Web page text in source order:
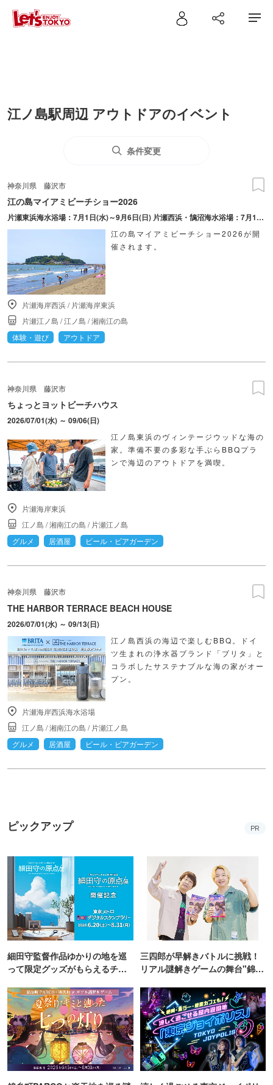
江ノ島駅周辺 アウトドアのイベント
条件変更
神奈川県 藤沢市
江の島マイアミビーチショー2026
片瀬東浜海水浴場：7月1日(水)～9月6日(日) 片瀬西浜・鵠沼海水浴場：7月1日(水)～9月13日(日) 辻堂海水浴場：7月18日(土)～8月31日(月) ※上記は海水浴場開設期間。 ※各イベントの開催期間はイベント情報をご確認ください。
江の島マイアミビーチショー2026が開
催されます。
片瀬海岸西浜/ 片瀬海岸東浜
片瀬江ノ島 /江ノ島 /湘南江の島
体験・遊び
アウトドア
神奈川県 藤沢市
ちょっとヨットビーチハウス
2026/07/01(水) ～ 09/06(日)
江ノ島東浜のヴィンテージウッドな海の
家。準備不要の多彩な手ぶらBBQプラ
ンで海辺のアウトドアを満喫。
片瀬海岸東浜
江ノ島 /湘南江の島 / 片瀬江ノ島
グルメ
居酒屋 ビール・ビアガーデン
神奈川県 藤沢市
THE HARBOR TERRACE BEACH HOUSE
2026/07/01(水) ～ 09/13(日)
江ノ島西浜の海辺で楽しむBBQ。ドイ
ツ生まれの浄水器ブランド「ブリタ」と
コラボしたサステナブルな海の家がオー
プン。
片瀬海岸西浜海水浴場
江ノ島 /湘南江の島 / 片瀬江ノ島
グルメ
居酒屋 ビール・ビアガーデン
ピックアップ PR
細田守監督作品ゆかりの地を巡
って限定グッズがもらえるチャ
三四郎が早解きバトルに挑戦！
リアル謎解きゲームの舞台"錦糸